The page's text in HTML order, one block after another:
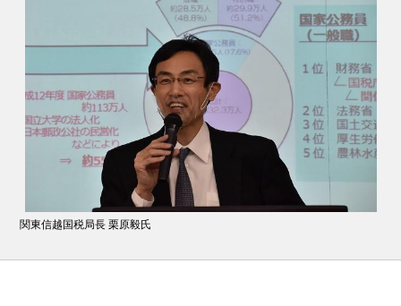
関東信越国税局長 栗原毅氏